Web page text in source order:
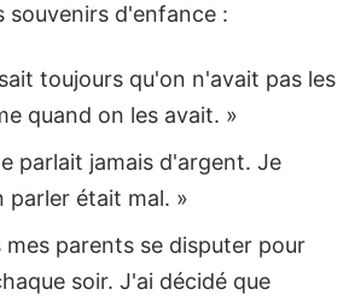
souvenirs d'enfance :
toujours qu'on n'avait pas les
quand on les avait. »
parlait jamais d'argent. Je
parler était mal. »
mes parents se disputer pour
soir. J'ai décidé que